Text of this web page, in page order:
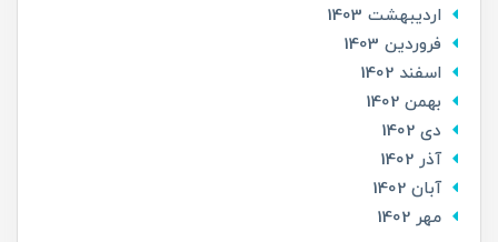
ارديبهشت 1403
فروردین 1403
اسفند 1402
بهمن 1402
دی 1402
آذر 1402
آبان 1402
مهر 1402